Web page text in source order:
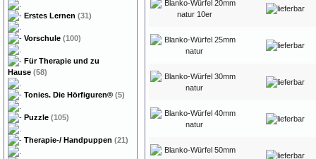
Erstes Lernen (31)
Vorschule (100)
Für Therapie und zu
Hause (58)
Tonies. Die Hörfiguren® (5)
Puzzle (105)
Therapie-/ Handpuppen (21)